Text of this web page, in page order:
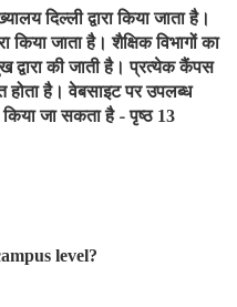
दिल्ली द्वारा किया जाता है।
जाता है। शैक्षिक विभागों का
द्वारा की जाती है। प्रत्येक कैंपस
होता है। वेबसाइट पर उपलब्ध
किया जा सकता है - पृष्ठ 13
level?